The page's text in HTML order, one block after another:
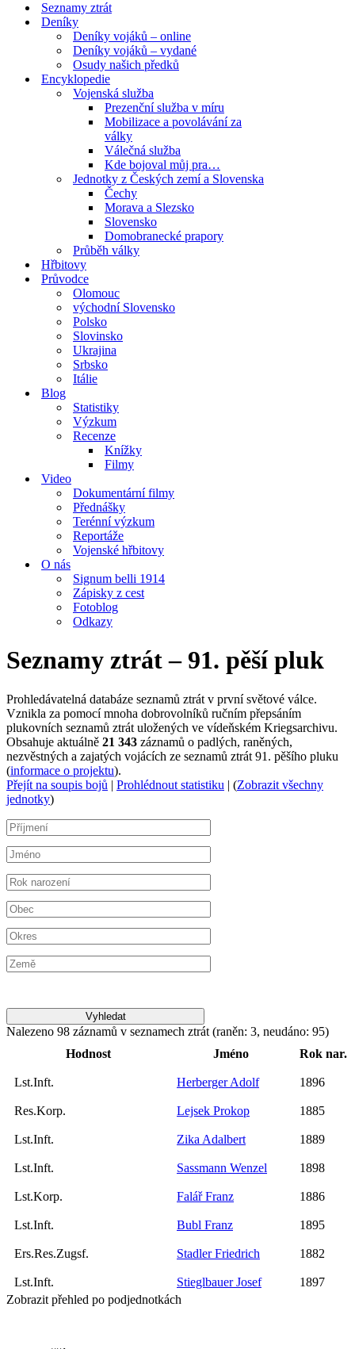
Seznamy ztrát
Deníky
Deníky vojáků – online
Deníky vojáků – vydané
Osudy našich předků
Encyklopedie
Vojenská služba
Prezenční služba v míru
Mobilizace a povolávání za
války
Válečná služba
Kde bojoval můj pra…
Jednotky z Českých zemí a Slovenska
Čechy
Morava a Slezsko
Slovensko
Domobranecké prapory
Průběh války
Hřbitovy
Průvodce
Olomouc
východní Slovensko
Polsko
Slovinsko
Ukrajina
Srbsko
Itálie
Blog
Statistiky
Výzkum
Recenze
Knížky
Filmy
Video
Dokumentární filmy
Přednášky
Terénní výzkum
Reportáže
Vojenské hřbitovy
O nás
Signum belli 1914
Zápisky z cest
Fotoblog
Odkazy
Seznamy ztrát – 91. pěší pluk
Prohledávatelná databáze seznamů ztrát v první světové válce.
Vznikla za pomocí mnoha dobrovolníků ručním přepsáním
plukovních seznamů ztrát uložených ve vídeňském Kriegsarchivu.
Obsahuje aktuálně 21 343 záznamů o padlých, raněných,
nezvěstných a zajatých vojácích ze seznamů ztrát 91. pěšího pluku
(informace o projektu).
Přejít na soupis bojů | Prohlédnout statistiku | (Zobrazit všechny
jednotky)
Nalezeno 98 záznamů v seznamech ztrát (raněn: 3, neudáno: 95)
Hodnost
Jméno Rok nar.
Lst.Inft. Herberger Adolf 1896
Res.Korp. Lejsek Prokop 1885
Lst.Inft. Zika Adalbert 1889
Lst.Inft. Sassmann Wenzel 1898
Lst.Korp. Falář Franz 1886
Lst.Inft. Bubl Franz 1895
Ers.Res.Zugsf. Stadler Friedrich 1882
Lst.Inft. Stieglbauer Josef 1897
Lst.Inft.
Zobrazit přehled po podjednotkách